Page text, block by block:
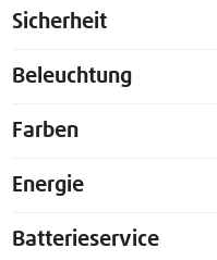
Sicherheit
Beleuchtung
Farben
Energie
Batterieservice